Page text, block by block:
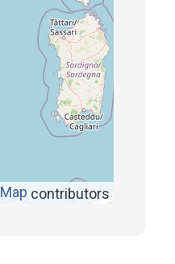
contributors